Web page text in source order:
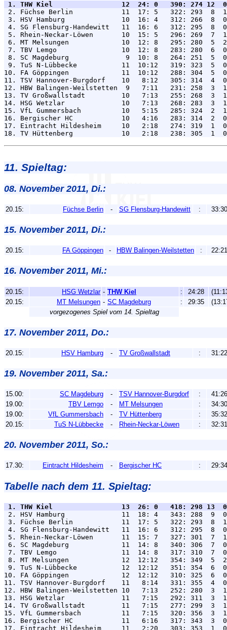
1. THW Kiel                 12  24: 0   390: 274 12
2. Füchse Berlin            11  17: 5   322: 293  8
3. HSV Hamburg              10  16: 4   312: 266  8
4. SG Flensburg-Handewitt   11  16: 6   312: 295  8
5. Rhein-Neckar-Löwen       10  15: 5   296: 269  7
6. MT Melsungen             10  12: 8   295: 280  5
7. TBV Lemgo                10  12: 8   283: 280  6
8. SC Magdeburg              9  10: 8   264: 251  5
9. TuS N-Lübbecke           11  10:12   319: 323  5
10. FA Göppingen             11  10:12   288: 304  5
11. TSV Hannover-Burgdorf    10   8:12   305: 314  4
12. HBW Balingen-Weilstetten  9   7:11   231: 258  3
13. TV Großwallstadt         10   7:13   255: 268  3
14. HSG Wetzlar              10   7:13   268: 283  3
15. VfL Gummersbach          10   5:15   285: 324  2
16. Bergischer HC            10   4:16   283: 314  2
17. Eintracht Hildesheim     10   2:18   274: 319  1
11. Spieltag:
08. November 2011, Di.:
20.15: Füchse Berlin - SG Flensburg-Handewitt : 33:30
15. November 2011, Di.:
20.15: FA Göppingen - HBW Balingen-Weilstetten : 22:21
16. November 2011, Mi.:
20.15: HSG Wetzlar - THW Kiel : 24:28
20.15:
MT Melsungen - SC Magdeburg : 29:35
vorgezogenes Spiel vom 14. Spieltag
17. November 2011, Do.:
20.15: HSV Hamburg - TV Großwallstadt : 31:22
19. November 2011, Sa.:
15.00: SC Magdeburg - TSV Hannover-Burgdorf :
41:26
19.00:
TBV Lemgo - MT Melsungen :
34:30
19.00:
VfL Gummersbach - TV Hüttenberg :
35:32
20.15:
TuS N-Lübbecke - Rhein-Neckar-Löwen : 32:31
20. November 2011, So.:
17.30: Eintracht Hildesheim - Bergischer HC : 29:34
Tabelle nach dem 11. Spieltag:
1. THW Kiel                 13  26: 0   418: 298 13
2. HSV Hamburg              11  18: 4   343: 288  9
3. Füchse Berlin            11  17: 5   322: 293  8
4. SG Flensburg-Handewitt   11  16: 6   312: 295  8
5. Rhein-Neckar-Löwen       11  15: 7   327: 301  7
6. SC Magdeburg             11  14: 8   340: 306  7
7. TBV Lemgo                11  14: 8   317: 310  7
8. MT Melsungen             12  12:12   354: 349  5
9. TuS N-Lübbecke           12  12:12   351: 354  6
10. FA Göppingen             12  12:12   310: 325  6
11. TSV Hannover-Burgdorf    11   8:14   331: 355  4
12. HBW Balingen-Weilstetten 10   7:13   252: 280  3
13. HSG Wetzlar              11   7:15   292: 311  3
14. TV Großwallstadt         11   7:15   277: 299  3
15. VfL Gummersbach          11   7:15   320: 356  3
16. Bergischer HC            11   6:16   317: 343  3
17. Eintracht Hildesheim     11   2:20   303: 353  1